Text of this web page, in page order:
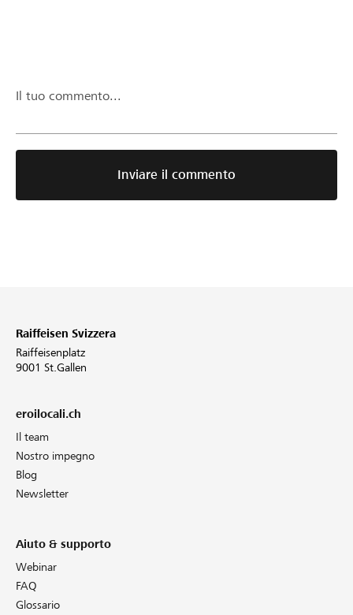
Il tuo commento...
Inviare il commento
Raiffeisen Svizzera
Raiffeisenplatz
9001 St.Gallen
eroilocali.ch
Il team
Nostro impegno
Blog
Newsletter
Aiuto & supporto
Webinar
FAQ
Glossario